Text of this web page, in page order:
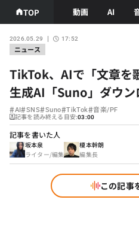
TOP 動画 AI
ニュース
2026.05.29 17:52
TikTok、AIで「文章を
生成AI「Suno」ダウン
#AI#SNS#Suno#TikTok#音楽/PF
記事を読み終える目安:03:00
記事を書いた人
坂本泉
ライター/編集
榎本幹朗
編集長
この記事